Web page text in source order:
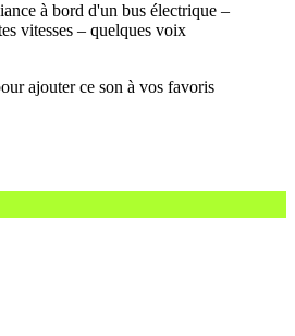
à bord d'un bus électrique –
vitesses – quelques voix